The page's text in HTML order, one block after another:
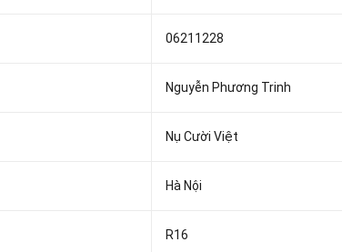
06211228
Nguyễn Phương Trinh
Nụ Cười Việt
Hà Nội
R16